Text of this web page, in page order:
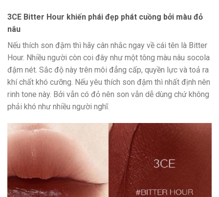
3CE Bitter Hour khiến phái đẹp phát cuồng bởi màu đỏ
nâu
Nếu thích son đậm thì hãy cân nhắc ngay về cái tên là Bitter
Hour. Nhiều người còn coi đây như một tông màu nâu socola
đậm nét. Sắc độ này trên môi đẳng cấp, quyền lực và toả ra
khí chất khó cưỡng. Nếu yêu thích son đậm thì nhất định nên
rinh tone này. Bởi vẫn có đỏ nên son vẫn dễ dùng chứ không
phải khó như nhiều người nghĩ.